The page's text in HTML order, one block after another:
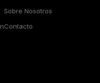
Sobre Nosotros
Contacto